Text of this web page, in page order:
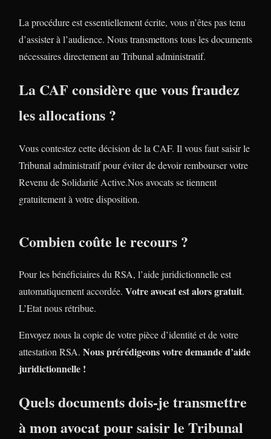
La procédure est essentiellement écrite, vous n’êtes pas tenu
d’assister à l’audience. Nous transmettons tous les documents
nécessaires directement au Tribunal administratif.
La CAF considère que vous fraudez
les allocations ?
Vous contestez cette décision de la CAF. Il vous faut saisir le
Tribunal administratif pour éviter de devoir rembourser votre
Revenu de Solidarité Active.Nos avocats se tiennent
gratuitement à votre disposition.
Combien coûte le recours ?
Pour les bénéficiaires du RSA, l’aide juridictionnelle est
automatiquement accordée. Votre avocat est alors gratuit.
L’Etat nous rétribue.
Envoyez nous la copie de votre pièce d’identité et de votre
attestation RSA. Nous prérédigeons votre demande d’aide
juridictionnelle !
Quels documents dois-je transmettre
à mon avocat pour saisir le Tribunal